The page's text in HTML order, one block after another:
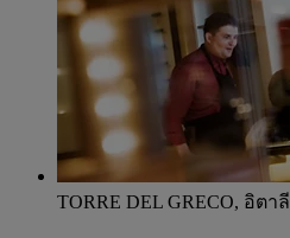
TORRE DEL GRECO, อิตาลี